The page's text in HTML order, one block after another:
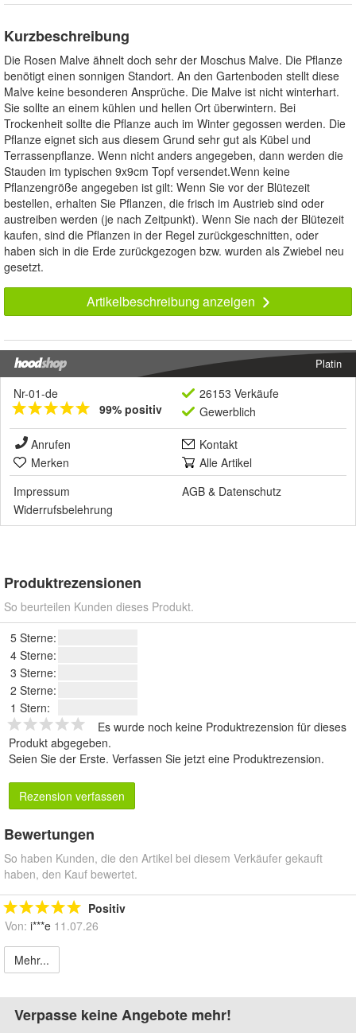
Kurzbeschreibung
Die Rosen Malve ähnelt doch sehr der Moschus Malve. Die Pflanze
benötigt einen sonnigen Standort. An den Gartenboden stellt diese
Malve keine besonderen Ansprüche. Die Malve ist nicht winterhart.
Sie sollte an einem kühlen und hellen Ort überwintern. Bei
Trockenheit sollte die Pflanze auch im Winter gegossen werden. Die
Pflanze eignet sich aus diesem Grund sehr gut als Kübel und
Terrassenpflanze. Wenn nicht anders angegeben, dann werden die
Stauden im typischen 9x9cm Topf versendet.Wenn keine
Pflanzengröße angegeben ist gilt: Wenn Sie vor der Blütezeit
bestellen, erhalten Sie Pflanzen, die frisch im Austrieb sind oder
austreiben werden (je nach Zeitpunkt). Wenn Sie nach der Blütezeit
kaufen, sind die Pflanzen in der Regel zurückgeschnitten, oder
haben sich in die Erde zurückgezogen bzw. wurden als Zwiebel neu
gesetzt.
Artikelbeschreibung anzeigen
Platin
Nr-01-de
99% positiv
26153 Verkäufe
Gewerblich
Anrufen
Kontakt
Merken
Alle Artikel
Impressum
AGB & Datenschutz
Widerrufsbelehrung
Produktrezensionen
So beurteilen Kunden dieses Produkt.
5 Sterne:
4 Sterne:
3 Sterne:
2 Sterne:
1 Stern:
Es wurde noch keine Produktrezension für dieses
Produkt abgegeben.
Seien Sie der Erste. Verfassen Sie jetzt eine Produktrezension.
Rezension verfassen
Bewertungen
So haben Kunden, die den Artikel bei diesem Verkäufer gekauft
haben, den Kauf bewertet.
Positiv
Von: i***e 11.07.26
Mehr...
Verpasse keine Angebote mehr!